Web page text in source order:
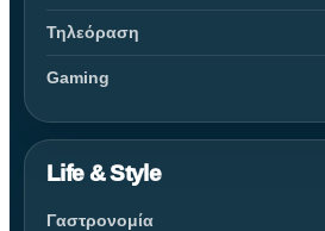
Τηλεόραση
Gaming
Life & Style
Γαστρονομία